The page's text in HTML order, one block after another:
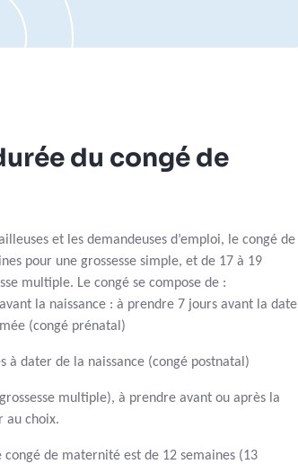
du congé de
et les demandeuses d’emploi, le congé de
pour une grossesse simple, et de 17 à 19
multiple. Le congé se compose de :
la naissance : à prendre 7 jours avant la date
(congé prénatal)
à dater de la naissance (congé postnatal)
multiple), à prendre avant ou après la
au choix.
congé de maternité est de 12 semaines (13